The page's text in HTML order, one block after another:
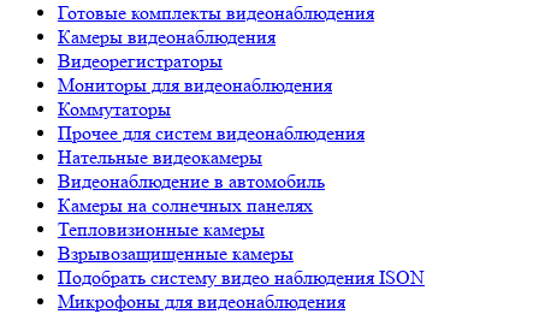
Готовые комплекты видеонаблюдения
Камеры видеонаблюдения
Видеорегистраторы
Мониторы для видеонаблюдения
Коммутаторы
Прочее для систем видеонаблюдения
Нательные видеокамеры
Видеонаблюдение в автомобиль
Камеры на солнечных панелях
Тепловизионные камеры
Взрывозащищенные камеры
Подобрать систему видео наблюдения ISON
Микрофоны для видеонаблюдения